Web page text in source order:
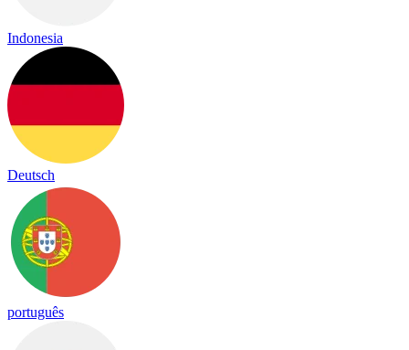
Indonesia
Deutsch
português